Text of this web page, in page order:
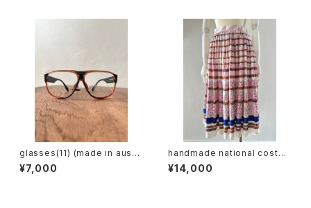
glasses(11) (made in austri
a)
¥7,000
handmade national costu
me design skirt
¥14,000